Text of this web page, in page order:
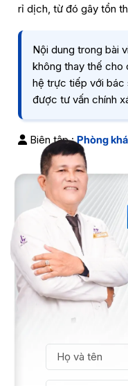
rỉ dịch, từ đó gây tổn
Nội dung trong bài
không thay thế cho
hệ trực tiếp với bác
được tư vấn chính
Biên tập :Phòng